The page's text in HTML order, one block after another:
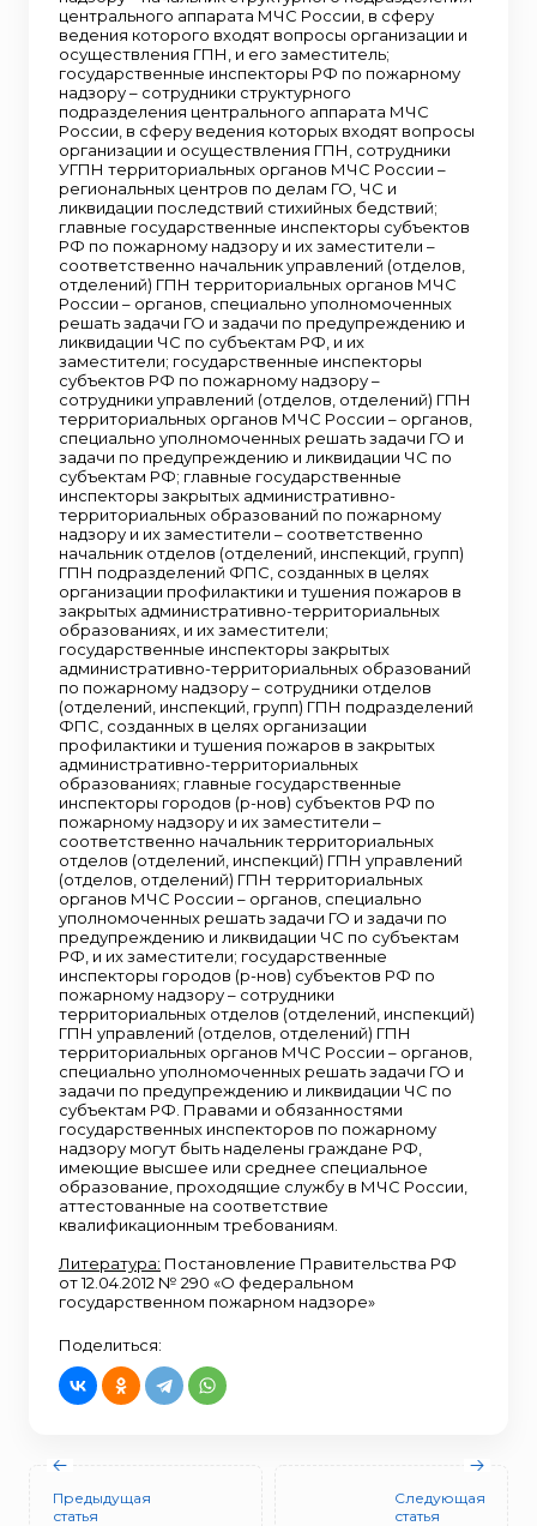
центрального аппарата МЧС России, в сферу
ведения которого входят вопросы организации и
осуществления ГПН, и его заместитель;
государственные инспекторы РФ по пожарному
надзору – сотрудники структурного
подразделения центрального аппарата МЧС
России, в сферу ведения которых входят вопросы
организации и осуществления ГПН, сотрудники
УГПН территориальных органов МЧС России –
региональных центров по делам ГО, ЧС и
ликвидации последствий стихийных бедствий;
главные государственные инспекторы субъектов
РФ по пожарному надзору и их заместители –
соответственно начальник управлений (отделов,
отделений) ГПН территориальных органов МЧС
России – органов, специально уполномоченных
решать задачи ГО и задачи по предупреждению и
ликвидации ЧС по субъектам РФ, и их
заместители; государственные инспекторы
субъектов РФ по пожарному надзору –
сотрудники управлений (отделов, отделений) ГПН
территориальных органов МЧС России – органов,
специально уполномоченных решать задачи ГО и
задачи по предупреждению и ликвидации ЧС по
субъектам РФ; главные государственные
инспекторы закрытых административно-
территориальных образований по пожарному
надзору и их заместители – соответственно
начальник отделов (отделений, инспекций, групп)
ГПН подразделений ФПС, созданных в целях
организации профилактики и тушения пожаров в
закрытых административно-территориальных
образованиях, и их заместители;
государственные инспекторы закрытых
административно-территориальных образований
по пожарному надзору – сотрудники отделов
(отделений, инспекций, групп) ГПН подразделений
ФПС, созданных в целях организации
профилактики и тушения пожаров в закрытых
административно-территориальных
образованиях; главные государственные
инспекторы городов (р-нов) субъектов РФ по
пожарному надзору и их заместители –
соответственно начальник территориальных
отделов (отделений, инспекций) ГПН управлений
(отделов, отделений) ГПН территориальных
органов МЧС России – органов, специально
уполномоченных решать задачи ГО и задачи по
предупреждению и ликвидации ЧС по субъектам
РФ, и их заместители; государственные
инспекторы городов (р-нов) субъектов РФ по
пожарному надзору – сотрудники
территориальных отделов (отделений, инспекций)
ГПН управлений (отделов, отделений) ГПН
территориальных органов МЧС России – органов,
специально уполномоченных решать задачи ГО и
задачи по предупреждению и ликвидации ЧС по
субъектам РФ. Правами и обязанностями
государственных инспекторов по пожарному
надзору могут быть наделены граждане РФ,
имеющие высшее или среднее специальное
образование, проходящие службу в МЧС России,
аттестованные на соответствие
квалификационным требованиям.
Литература: Постановление Правительства РФ
от 12.04.2012 № 290 «О федеральном
государственном пожарном надзоре»
Поделиться:
Предыдущая
статья
Следующая
статья